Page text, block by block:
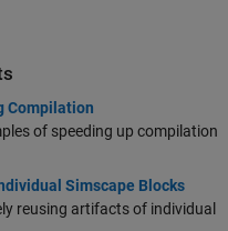
Compilation
of speeding up compilation
Simscape Blocks
reusing artifacts of individual